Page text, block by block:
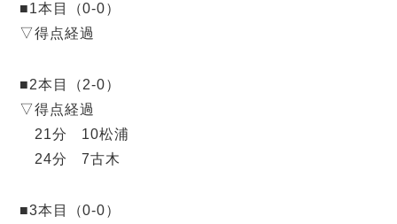
■1本目（0-0）
▽得点経過
■2本目（2-0）
▽得点経過
21分 10松浦
24分 7古木
■3本目（0-0）